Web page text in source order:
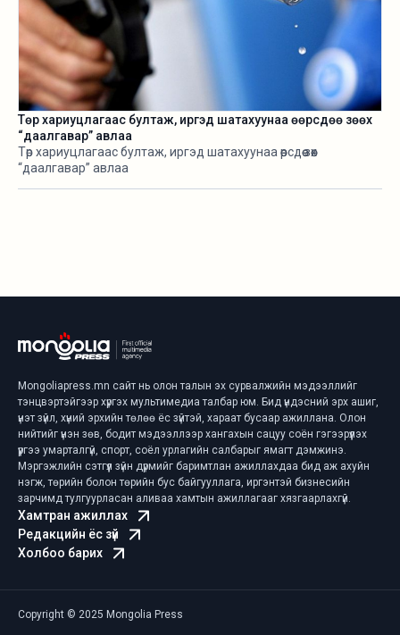
Төр хариуцлагаас бултаж, иргэд шатахуунаа өөрсдөө зөөх
“даалгавар” авлаа
Төр хариуцлагаас бултаж, иргэд шатахуунаа өөрсдөө зөөх
“даалгавар” авлаа
Mongoliapress.mn сайт нь олон талын эх сурвалжийн мэдээллийг
тэнцвэртэйгээр хүргэх мультимедиа талбар юм. Бид үндэсний эрх ашиг,
үнэт зүйл, хүний эрхийн төлөө ёс зүйтэй, хараат бусаар ажиллана. Олон
нийтийг үнэн зөв, бодит мэдээллээр хангахын сацуу соён гэгээрүүлэх
үүргээ умарталгүй, спорт, соёл урлагийн салбарыг ямагт дэмжинэ.
Мэргэжлийн сэтгүүл зүйн дүрмийг баримтлан ажиллахдаа бид аж ахуйн
нэгж, төрийн болон төрийн бус байгууллага, иргэнтэй бизнесийн
зарчимд тулгуурласан аливаа хамтын ажиллагааг хязгаарлахгүй.
Хамтран ажиллах
Редакцийн ёс зүй
Холбоо барих
Copyright © 2025 Mongolia Press